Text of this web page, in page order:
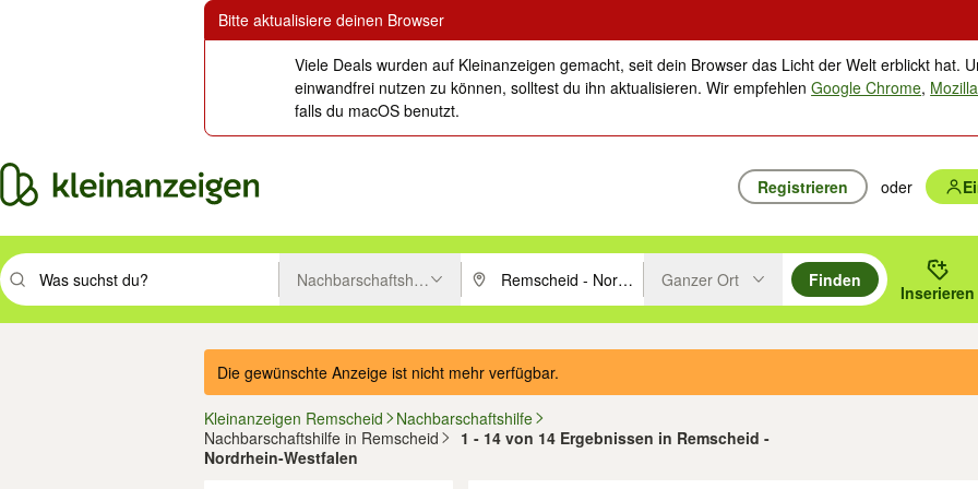
Bitte aktualisiere deinen Browser
Viele Deals wurden auf Kleinanzeigen gemacht, seit dein Browser das Licht der Welt erblickt hat.
einwandfrei nutzen zu können, solltest du ihn aktualisieren. Wir empfehlenGoogle Chrome,
falls du macOS benutzt.
Registrieren oder
Suchbegriff eingeben. Eingabetaste drücken um zu suchen, oder Vorschläge mit den Pfeiltasten nach oben/unten durchsuchen und mit
Nachbarschaftshilfe PLZ oder Ort eingeben. Eingabetaste drücken um zu suchen, oder
Ganzer Ort
Finden
Inserieren
Die gewünschte Anzeige ist nicht mehr verfügbar.
Kleinanzeigen Remscheid
Nachbarschaftshilfe
Nachbarschaftshilfe in Remscheid
1 - 14 von 14 Ergebnissen in Remscheid -
Nordrhein-Westfalen